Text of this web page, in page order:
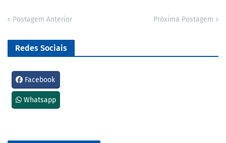
Postagem Anterior Próxima Postagem
Redes Sociais
Facebook
Whatsapp